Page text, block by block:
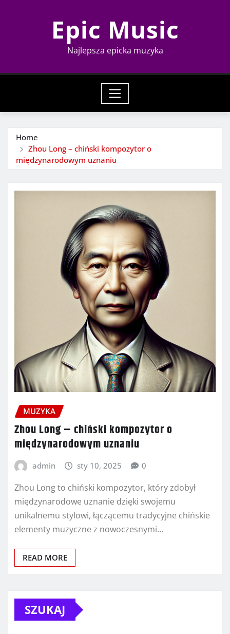
Epic Music
Najlepsza epicka muzyka
Home
Zhou Long – chiński kompozytor o
międzynarodowym uznaniu
MUZYKA
Zhou Long – chiński kompozytor o
międzynarodowym uznaniu
admin sty 10, 2025 0
Zhou Long to chiński kompozytor, który zdobył
międzynarodowe uznanie dzięki swojemu
unikalnemu stylowi, łączącemu tradycyjne chińskie
elementy muzyczne z nowoczesnymi…
READ MORE
SZUKAJ